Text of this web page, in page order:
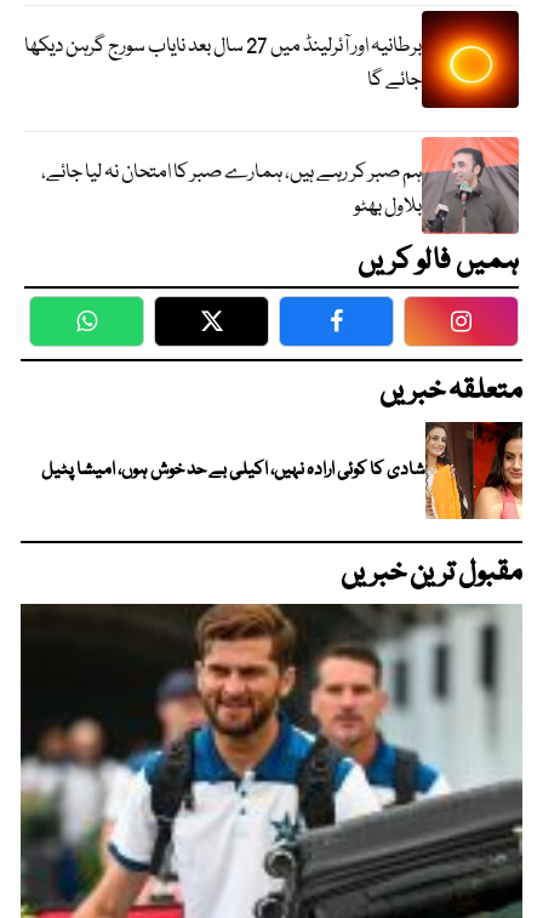
برطانیہ اور آئرلینڈ میں 27 سال بعد نایاب سورج گرہن دیکھا
جائے گا
ہم صبر کر رہے ہیں، ہمارے صبر کا امتحان نہ لیا جائے،
بلاول بھٹو
ہمیں فالو کریں
WhatsApp Twitter Facebook
متعلقہ خبریں
شادی کا کوئی ارادہ نہیں، اکیلی بے حد خوش ہوں، امیشا پٹیل
مقبول ترین خبریں